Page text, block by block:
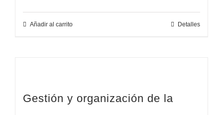
Añadir al carrito Detalles
Gestión y organización de la